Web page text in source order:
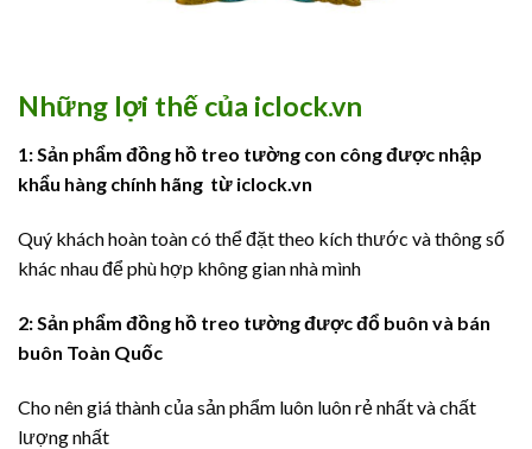
Những lợi thế của iclock.vn
1: Sản phẩm đồng hồ treo tường con công được nhập
khẩu hàng chính hãng từ iclock.vn
Quý khách hoàn toàn có thể đặt theo kích thước và thông số
khác nhau để phù hợp không gian nhà mình
2: Sản phẩm đồng hồ treo tường được đổ buôn và bán
buôn Toàn Quốc
Cho nên giá thành của sản phẩm luôn luôn rẻ nhất và chất
lượng nhất